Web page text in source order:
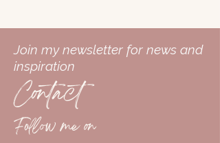
Join my newsletter for news and
inspiration
Contact
Follow me on